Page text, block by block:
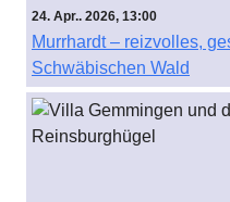
24. Apr.. 2026, 13:00
Murrhardt – reizvolles,
Schwäbischen Wald